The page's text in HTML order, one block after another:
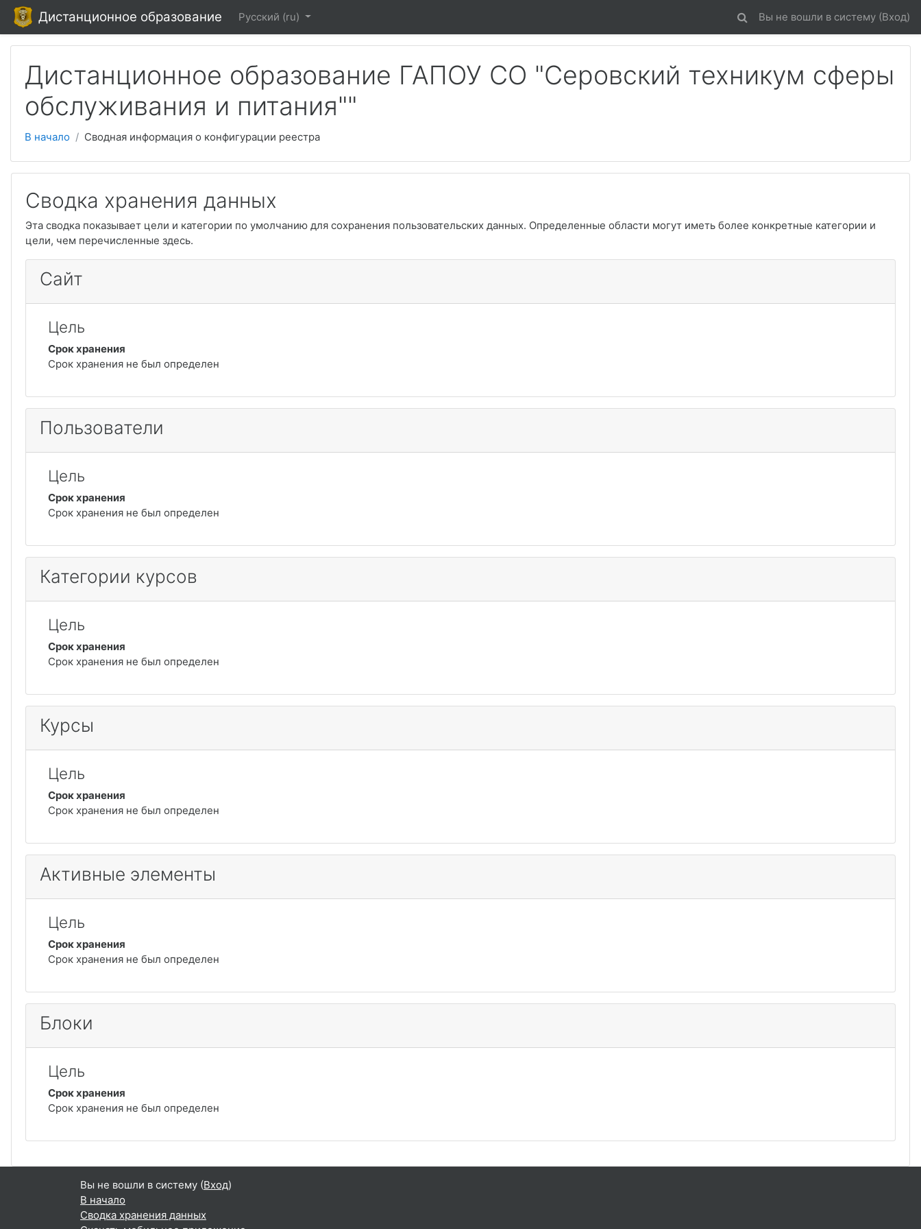
Перейти к основному содержанию
Дистанционное образование Русский ‎(ru)‎ Вы не вошли в систему (Вход)
Дистанционное образование ГАПОУ СО "Серовский техникум сферы
обслуживания и питания""
В начало Сводная информация о конфигурации реестра
Сводка хранения данных
Эта сводка показывает цели и категории по умолчанию для сохранения пользовательских данных. Определенные области могут иметь более конкретные категории и
цели, чем перечисленные здесь.
Сайт
Цель
Срок хранения
Срок хранения не был определен
Пользователи
Цель
Срок хранения
Срок хранения не был определен
Категории курсов
Цель
Срок хранения
Срок хранения не был определен
Курсы
Цель
Срок хранения
Срок хранения не был определен
Активные элементы
Цель
Срок хранения
Срок хранения не был определен
Блоки
Цель
Срок хранения
Срок хранения не был определен
Вы не вошли в систему (Вход)
В начало
Сводка хранения данных